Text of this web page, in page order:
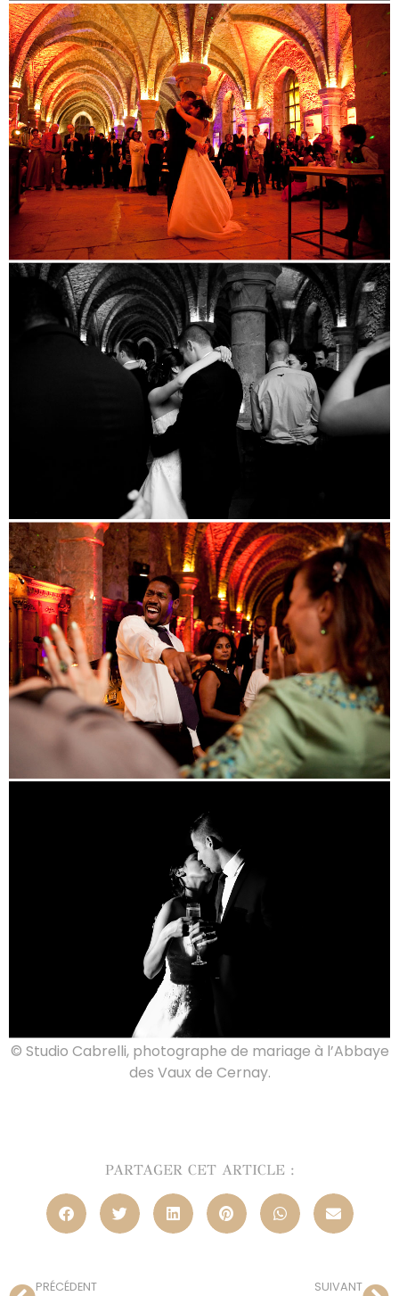
© Studio Cabrelli, photographe de mariage à l’Abbaye
des Vaux de Cernay.
PARTAGER CET ARTICLE :
PRÉCÉDENT SUIVANT